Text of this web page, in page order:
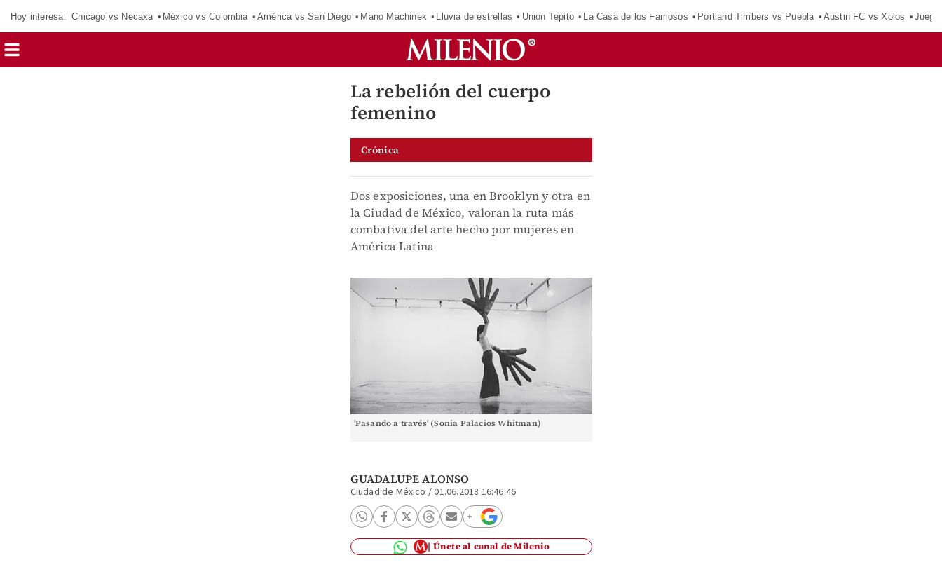
Hoy interesa: Chicago vs Necaxa México vs Colombia América vs San Diego Mano Machinek Lluvia de estrellas Unión Tepito La Casa de los Famosos Portland Timbers vs Puebla Austin FC vs Xolos
La rebelión del cuerpo
femenino
Crónica
Dos exposiciones, una en Brooklyn y otra en
la Ciudad de México, valoran la ruta más
combativa del arte hecho por mujeres en
América Latina
'Pasando a través' (Sonia Palacios Whitman)
GUADALUPE ALONSO
Ciudad de México /01.06.2018 16:46:46
Únete al canal de Milenio